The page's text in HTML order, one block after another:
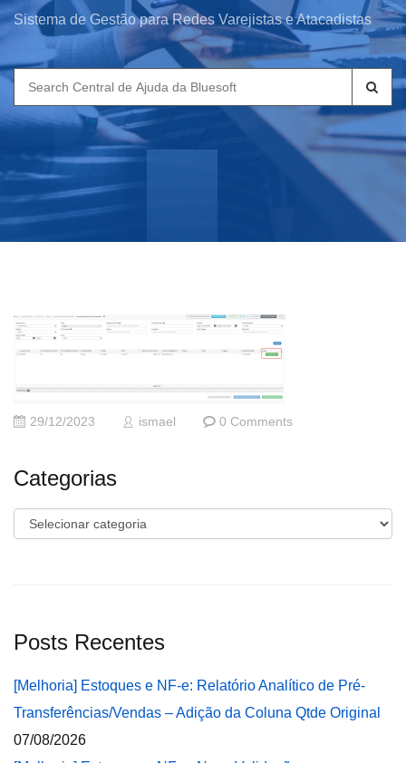
Sistema de Gestão para Redes Varejistas e Atacadistas
Search
for:
29/12/2023 ismael 0 Comments
Categorias
Categorias
Posts Recentes
[Melhoria] Estoques e NF-e: Relatório Analítico de Pré-
Transferências/Vendas – Adição da Coluna Qtde Original
07/08/2026